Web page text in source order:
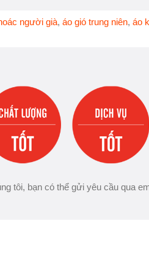
người già, áo gió trung niên, áo
tôi, bạn có thể gửi yêu cầu qua